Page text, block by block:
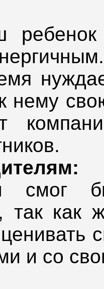
с
нему
смог
так
и со